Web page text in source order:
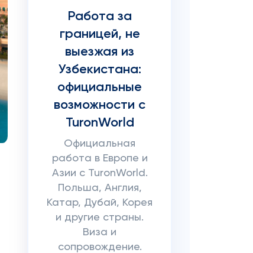
Работа за
границей, не
выезжая из
Узбекистана:
официальные
возможности с
TuronWorld
Официальная
работа в Европе и
Азии с TuronWorld.
Польша, Англия,
Катар, Дубай, Корея
и другие страны.
Виза и
сопровождение.